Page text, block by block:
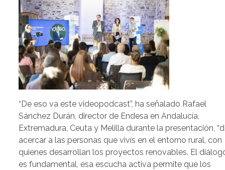
“De eso va este videopodcast”, ha señalado Rafael
Sánchez Durán, director de Endesa en Andalucía,
Extremadura, Ceuta y Melilla durante la presentación,
acercar a las personas que vivís en el entorno rural, con
quienes desarrollan los proyectos renovables. El
es fundamental, esa escucha activa permite que los